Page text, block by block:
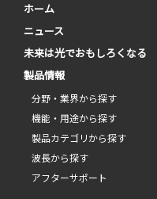
ホーム
ニュース
未来は光でおもしろくなる
製品情報
分野・業界から探す
機能・用途から探す
製品カテゴリから探す
波長から探す
アフターサポート